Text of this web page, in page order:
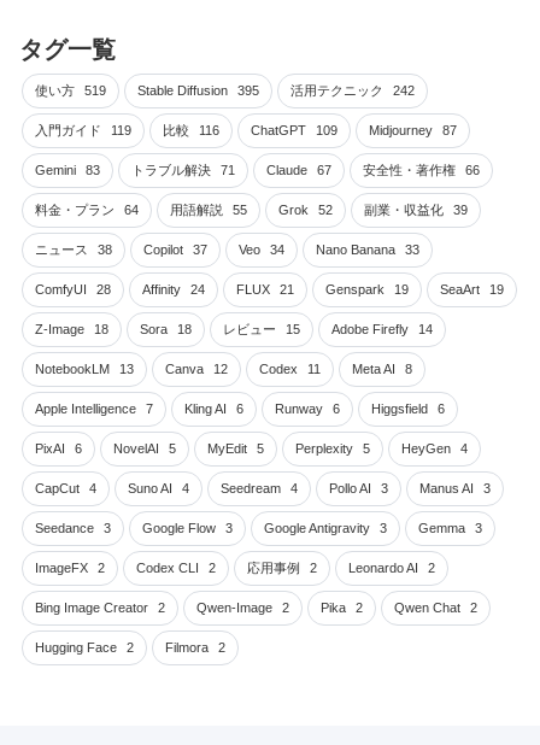
タグ一覧
使い方 519 Stable Diffusion 395 活用テクニック 242
入門ガイド 119 比較 116 ChatGPT 109 Midjourney 87
Gemini 83 トラブル解決 71 Claude 67 安全性・著作権 66
料金・プラン 64 用語解説 55 Grok 52 副業・収益化 39
ニュース 38 Copilot 37 Veo 34 Nano Banana 33
ComfyUI 28 Affinity 24 FLUX 21 Genspark 19 SeaArt 19
Z-Image 18 Sora 18 レビュー 15 Adobe Firefly 14
NotebookLM 13 Canva 12 Codex 11 Meta AI 8
Apple Intelligence 7 Kling AI 6 Runway 6 Higgsfield 6
PixAI 6 NovelAI 5 MyEdit 5 Perplexity 5 HeyGen 4
CapCut 4 Suno AI 4 Seedream 4 Pollo AI 3 Manus AI 3
Seedance 3 Google Flow 3 Google Antigravity 3 Gemma 3
ImageFX 2 Codex CLI 2 応用事例 2 Leonardo AI 2
Bing Image Creator 2 Qwen-Image 2 Pika 2 Qwen Chat 2
Hugging Face 2 Filmora 2